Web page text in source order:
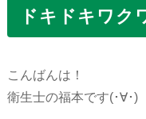
ドキドキワク
こんばんは！
衛生士の福本です(･∀･)